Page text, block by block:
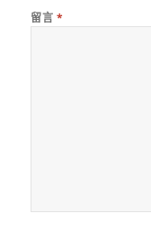
留言 *